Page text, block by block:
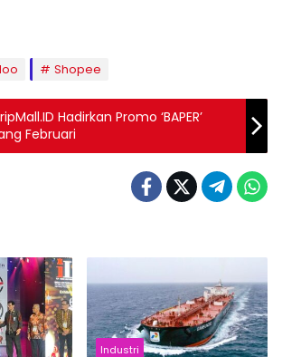
Shopee
Hadirkan Promo ‘BAPER’
Februari
Industri